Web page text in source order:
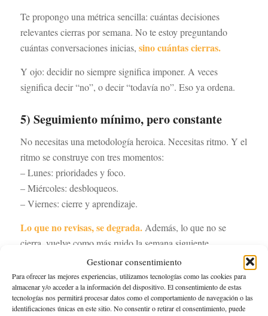
Gestionar consentimiento
Para ofrecer las mejores experiencias, utilizamos tecnologías como las cookies para
almacenar y/o acceder a la información del dispositivo. El consentimiento de estas
tecnologías nos permitirá procesar datos como el comportamiento de navegación o las
identificaciones únicas en este sitio. No consentir o retirar el consentimiento, puede
Te propongo una métrica sencilla: cuántas decisiones
relevantes cierras por semana. No te estoy preguntando
cuántas conversaciones inicias, sino cuántas cierras.
Y ojo: decidir no siempre significa imponer. A veces
significa decir “no”, o decir “todavía no”. Eso ya ordena.
5) Seguimiento mínimo, pero constante
No necesitas una metodología heroica. Necesitas ritmo. Y el
ritmo se construye con tres momentos:
– Lunes: prioridades y foco.
– Miércoles: desbloqueos.
– Viernes: cierre y aprendizaje.
Lo que no revisas, se degrada.Además, lo que no se
cierra, vuelve como más ruido la semana siguiente.
He vivido esto con clientes que delegaban “en teoría”.
Cuando un directivoreserva cada semana 20 minutos
(por ejemplo, el viernes) paracerrar y revisarlo delegado,
deja de “delegar por delegar” y pasa adelegar de verdad.